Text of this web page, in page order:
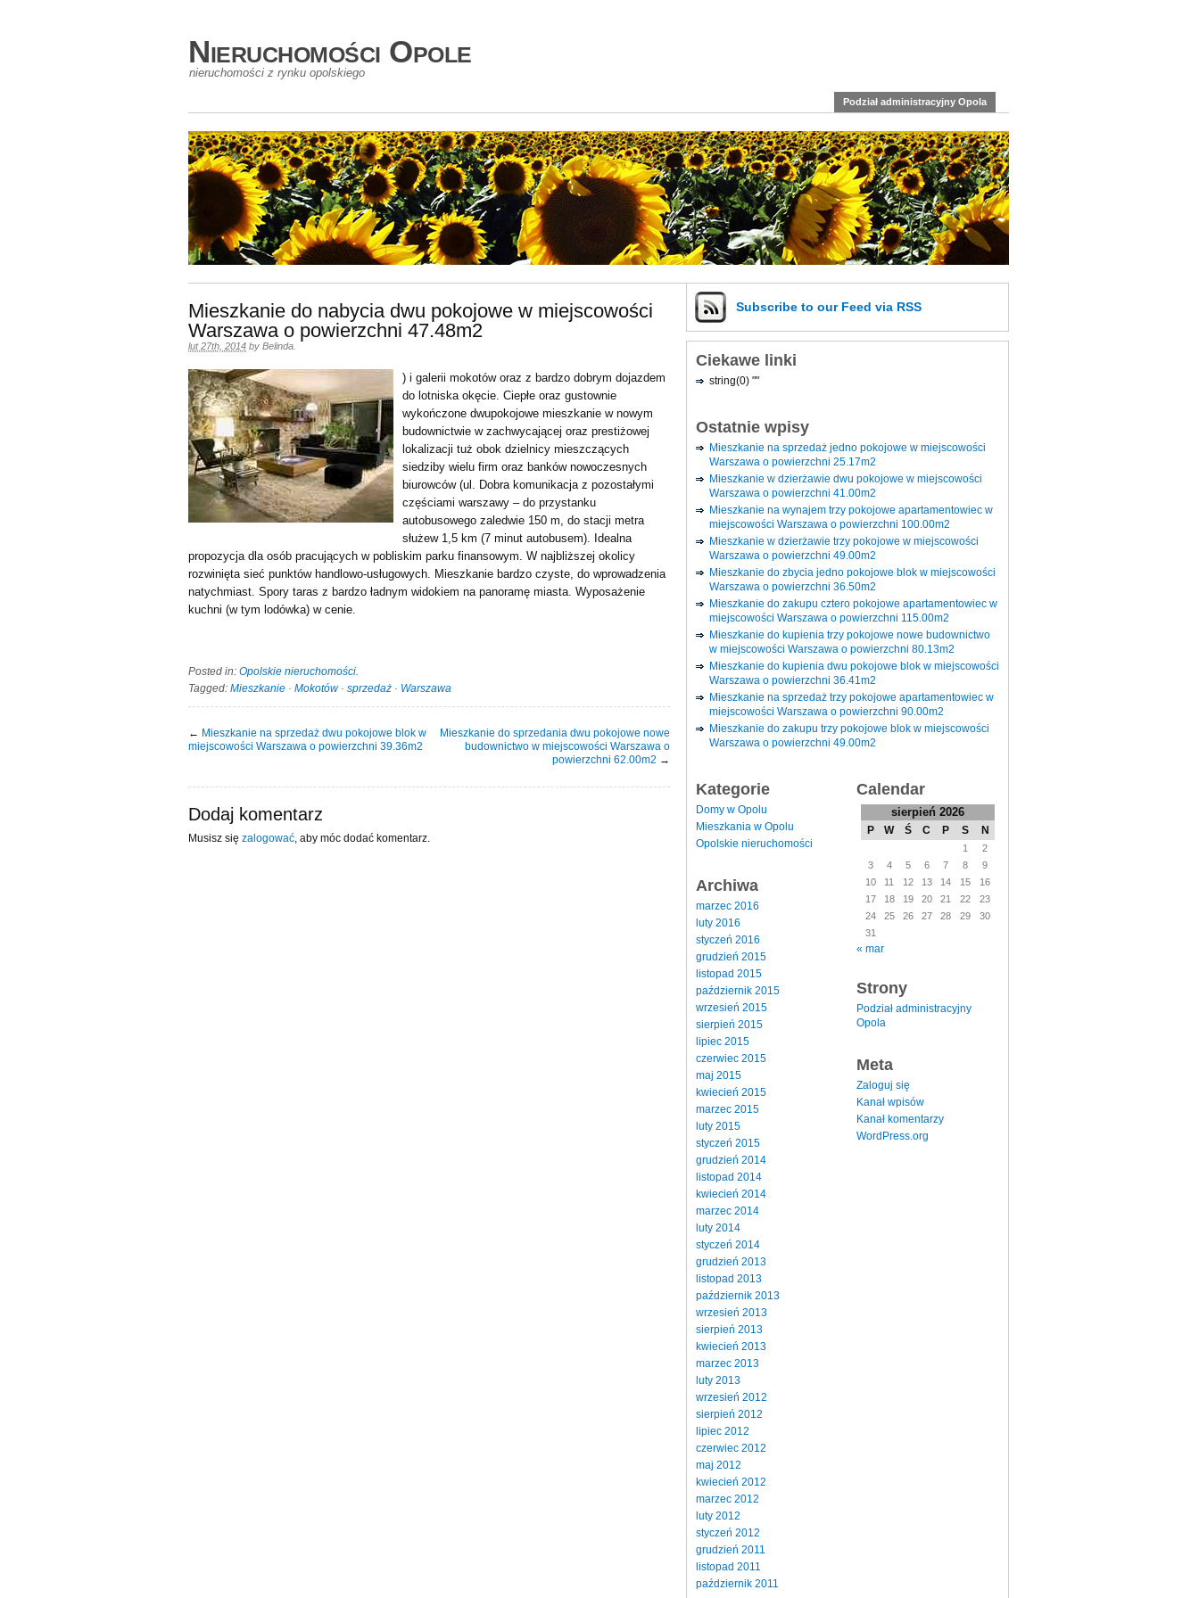
Nieruchomości Opole
nieruchomości z rynku opolskiego
Podział administracyjny Opola
Mieszkanie do nabycia dwu pokojowe w miejscowości
Warszawa o powierzchni 47.48m2
lut 27th, 2014 by Belinda
) i galerii mokotów oraz z bardzo dobrym dojazdem
do lotniska okęcie. Ciepłe oraz gustownie
wykończone dwupokojowe mieszkanie w nowym
budownictwie w zachwycającej oraz prestiżowej
lokalizacji tuż obok dzielnicy mieszczących
siedziby wielu firm oraz banków nowoczesnych
biurowców (ul. Dobra komunikacja z pozostałymi
częściami warszawy – do przystanku
autobusowego zaledwie 150 m, do stacji metra
służew 1,5 km (7 minut autobusem). Idealna
propozycja dla osób pracujących w pobliskim parku finansowym. W najbliższej okolicy
rozwinięta sieć punktów handlowo-usługowych. Mieszkanie bardzo czyste, do wprowadzenia
natychmiast. Spory taras z bardzo ładnym widokiem na panoramę miasta. Wyposażenie
kuchni (w tym lodówka) w cenie.
Posted in: Opolskie nieruchomości.
Tagged: Mieszkanie · Mokotów· sprzedaż · Warszawa
← Mieszkanie na sprzedaż dwu pokojowe blok w
miejscowości Warszawa o powierzchni 39.36m2
Mieszkanie do sprzedania dwu pokojowe nowe
budownictwo w miejscowości Warszawa o
powierzchni 62.00m2 →
Dodaj komentarz
Musisz się zalogować , aby móc dodać komentarz.
Subscribe to our Feed via RSS
Ciekawe linki
string(0) ""
Ostatnie wpisy
Mieszkanie na sprzedaż jedno pokojowe w miejscowości
Warszawa o powierzchni 25.17m2
Mieszkanie w dzierżawie dwu pokojowe w miejscowości
Warszawa o powierzchni 41.00m2
Mieszkanie na wynajem trzy pokojowe apartamentowiec w
miejscowości Warszawa o powierzchni 100.00m2
Mieszkanie w dzierżawie trzy pokojowe w miejscowości
Warszawa o powierzchni 49.00m2
Mieszkanie do zbycia jedno pokojowe blok w miejscowości
Warszawa o powierzchni 36.50m2
Mieszkanie do zakupu cztero pokojowe apartamentowiec w
miejscowości Warszawa o powierzchni 115.00m2
Mieszkanie do kupienia trzy pokojowe nowe budownictwo
w miejscowości Warszawa o powierzchni 80.13m2
Mieszkanie do kupienia dwu pokojowe blok w miejscowości
Warszawa o powierzchni 36.41m2
Mieszkanie na sprzedaż trzy pokojowe apartamentowiec w
miejscowości Warszawa o powierzchni 90.00m2
Mieszkanie do zakupu trzy pokojowe blok w miejscowości
Warszawa o powierzchni 49.00m2
Kategorie
Domy w Opolu
Mieszkania w Opolu
Opolskie nieruchomości
Archiwa
marzec 2016
luty 2016
styczeń 2016
grudzień 2015
listopad 2015
październik 2015
wrzesień 2015
sierpień 2015
lipiec 2015
czerwiec 2015
maj 2015
kwiecień 2015
marzec 2015
luty 2015
styczeń 2015
grudzień 2014
listopad 2014
kwiecień 2014
marzec 2014
luty 2014
styczeń 2014
grudzień 2013
listopad 2013
październik 2013
wrzesień 2013
sierpień 2013
kwiecień 2013
marzec 2013
luty 2013
wrzesień 2012
sierpień 2012
lipiec 2012
czerwiec 2012
maj 2012
kwiecień 2012
marzec 2012
luty 2012
styczeń 2012
grudzień 2011
listopad 2011
październik 2011
Calendar
sierpień 2026
P W Ś C P S N
1
2
3
4 5 6 7 8
9
10
11 12 13 14 15
16
17
18 19 20 21 22
23
24
25 26 27 28 29
30
31
« mar
Strony
Podział administracyjny
Opola
Meta
Zaloguj się
Kanał wpisów
Kanał komentarzy
WordPress.org